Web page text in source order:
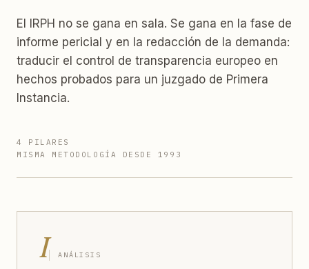
El IRPH no se gana en sala. Se gana en la fase de
informe pericial y en la redacción de la demanda:
traducir el control de transparencia europeo en
hechos probados para un juzgado de Primera
Instancia.
4 PILARES
MISMA METODOLOGÍA DESDE 1993
I ANÁLISIS